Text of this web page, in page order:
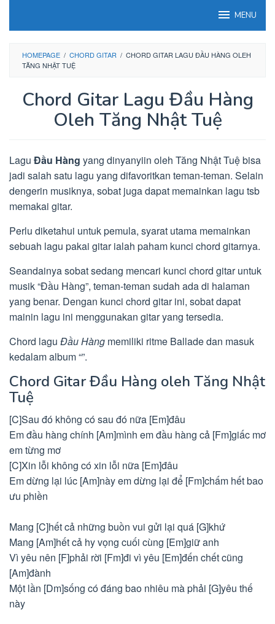
MENU
HOMEPAGE / CHORD GITAR / CHORD GITAR LAGU ĐẦU HÀNG OLEH
TĂNG NHẬT TUỆ
Chord Gitar Lagu Đầu Hàng
Oleh Tăng Nhật Tuệ
Lagu Đầu Hàng yang dinyanyiin oleh Tăng Nhật Tuệ bisa
jadi salah satu lagu yang difavoritkan teman-teman. Selain
dengerin musiknya, sobat juga dapat memainkan lagu tsb
memakai gitar.
Perlu diketahui untuk pemula, syarat utama memainkan
sebuah lagu pakai gitar ialah paham kunci chord gitarnya.
Seandainya sobat sedang mencari kunci chord gitar untuk
musik “Đầu Hàng”, teman-teman sudah ada di halaman
yang benar. Dengan kunci chord gitar ini, sobat dapat
mainin lagu ini menggunakan gitar yang tersedia.
Chord lagu Đầu Hàng memiliki ritme Ballade dan masuk
kedalam album “”.
Chord Gitar Đầu Hàng oleh Tăng Nhật
Tuệ
[C]Sau đó không có sau đó nữa [Em]đâu
Em đầu hàng chính [Am]mình em đầu hàng cả [Fm]giấc mơ
em từng mơ
[C]Xin lỗi không có xin lỗi nữa [Em]đâu
Em dừng lại lúc [Am]này em dừng lại để [Fm]chấm hết bao
ưu phiền
Mang [C]hết cả những buồn vui gửi lại quá [G]khứ
Mang [Am]hết cả hy vọng cuối cùng [Em]giữ anh
Vì yêu nên [F]phải rời [Fm]đi vì yêu [Em]đến chết cũng
[Am]đành
Một lần [Dm]sống có đáng bao nhiêu mà phải [G]yêu thế
này